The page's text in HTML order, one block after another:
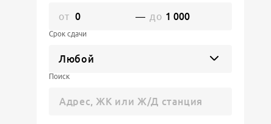
от — до
Срок сдачи
Любой
Поиск